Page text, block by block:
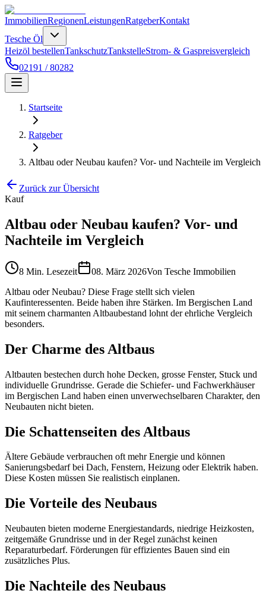
ImmobilienRegionenLeistungenRatgeberKontakt
Tesche Öl
Heizöl bestellenTankschutzTankstelleStrom- & Gaspreisvergleich
02191 / 80282
Startseite
Ratgeber
Altbau oder Neubau kaufen? Vor- und Nachteile im Vergleich
Zurück zur Übersicht
Kauf
Altbau oder Neubau kaufen? Vor- und
Nachteile im Vergleich
8 Min. Lesezeit 08. März 2026Von Tesche Immobilien
Altbau oder Neubau? Diese Frage stellt sich vielen
Kaufinteressenten. Beide haben ihre Stärken. Im Bergischen Land
mit seinem charmanten Altbaubestand lohnt der ehrliche Vergleich
besonders.
Der Charme des Altbaus
Altbauten bestechen durch hohe Decken, grosse Fenster, Stuck und
individuelle Grundrisse. Gerade die Schiefer- und Fachwerkhäuser
im Bergischen Land haben einen unverwechselbaren Charakter, den
Neubauten nicht bieten.
Die Schattenseiten des Altbaus
Ältere Gebäude verbrauchen oft mehr Energie und können
Sanierungsbedarf bei Dach, Fenstern, Heizung oder Elektrik haben.
Diese Kosten müssen Sie realistisch einplanen.
Die Vorteile des Neubaus
Neubauten bieten moderne Energiestandards, niedrige Heizkosten,
zeitgemäße Grundrisse und in der Regel zunächst keinen
Reparaturbedarf. Förderungen für effizientes Bauen sind ein
zusätzliches Plus.
Die Nachteile des Neubaus